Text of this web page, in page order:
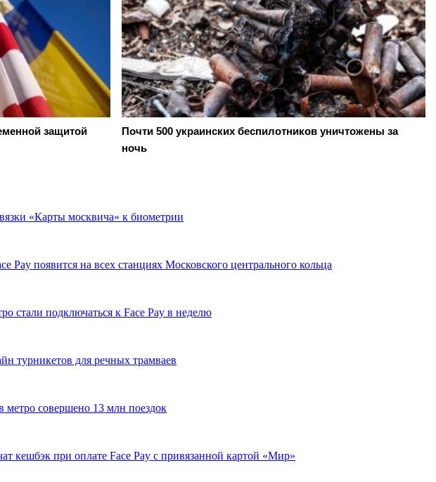
защитой
Почти 500 украинских беспилотников уничтожены за
ночь
«Карты москвича» к биометрии
Pay появится на всех станциях Московского центрального кольца
стали подключаться к Face Pay в неделю
турникетов для речных трамваев
метро совершено 13 млн поездок
кешбэк при оплате Face Pay с привязанной картой «Мир»